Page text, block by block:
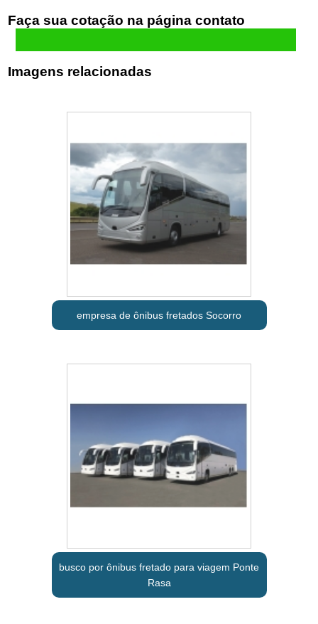
Faça sua cotação
Imagens relacionadas
empresa de ônibus fretados Socorro
busco por ônibus fretado para viagem Ponte
Rasa